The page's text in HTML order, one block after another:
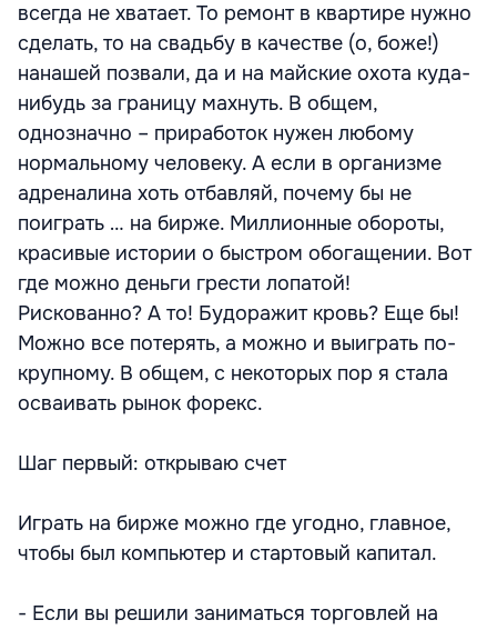
всегда не хватает. То ремонт в квартире нужно
сделать, то на свадьбу в качестве (о, боже!)
нанашей позвали, да и на майские охота куда-
нибудь за границу махнуть. В общем,
однозначно – приработок нужен любому
нормальному человеку. А если в организме
адреналина хоть отбавляй, почему бы не
поиграть … на бирже. Миллионные обороты,
красивые истории о быстром обогащении. Вот
где можно деньги грести лопатой!
Рискованно? А то! Будоражит кровь? Еще бы!
Можно все потерять, а можно и выиграть по-
крупному. В общем, с некоторых пор я стала
осваивать рынок форекс.
Шаг первый: открываю счет
Играть на бирже можно где угодно, главное,
чтобы был компьютер и стартовый капитал.
- Если вы решили заниматься торговлей на